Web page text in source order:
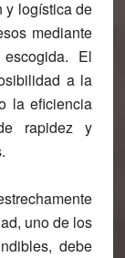
y logística de
mediante
. El
a la
la eficiencia
rapidez y
uno de los
debe